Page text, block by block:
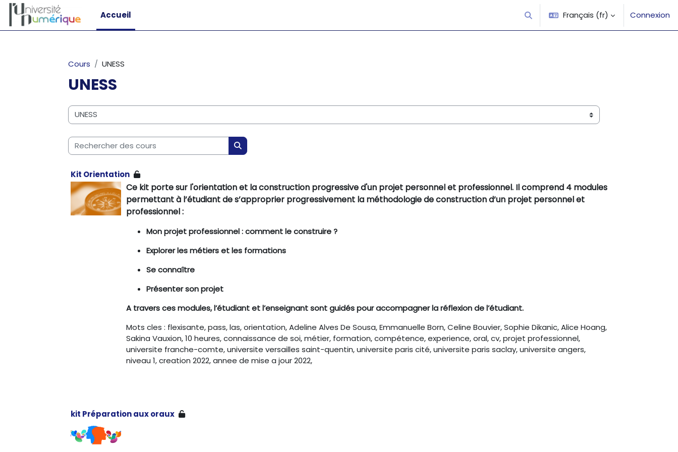
Passer au contenu principal
Accueil
Activer/désactiver la saisie de recherche
Français ‎(fr)‎ Connexion
Cours UNESS
UNESS
Catégories de cours
Rechercher des cours
Rechercher des cours
Kit Orientation
Ce kit porte sur l'orientation et la construction progressive d'un projet personnel et professionnel. Il comprend 4 modules
permettant à l’étudiant de s’approprier progressivement la méthodologie de construction d’un projet personnel et
professionnel :
Mon projet professionnel : comment le construire ?
Explorer les métiers et les formations
Se connaître
Présenter son projet
A travers ces modules, l’étudiant et l’enseignant sont guidés pour accompagner la réflexion de l’étudiant.
Mots cles : flexisante, pass, las, orientation, Adeline Alves De Sousa, Emmanuelle Born, Celine Bouvier, Sophie Dikanic, Alice Hoang,
Sakina Vauxion, 10 heures, connaissance de soi, métier, formation, compétence, experience, oral, cv, projet professionnel,
universite franche-comte, universite versailles saint-quentin, universite paris cité, universite paris saclay, universite angers,
niveau 1, creation 2022, annee de mise a jour 2022,
kit Préparation aux oraux